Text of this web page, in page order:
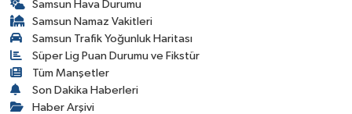
Samsun Hava Durumu
Samsun Namaz Vakitleri
Samsun Trafik Yoğunluk Haritası
Süper Lig Puan Durumu ve Fikstür
Tüm Manşetler
Son Dakika Haberleri
Haber Arşivi